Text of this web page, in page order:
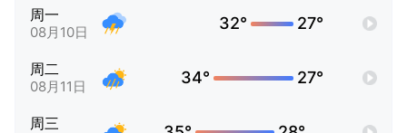
周一
08月10日 32° 27°
周二
08月11日 34° 27°
周三